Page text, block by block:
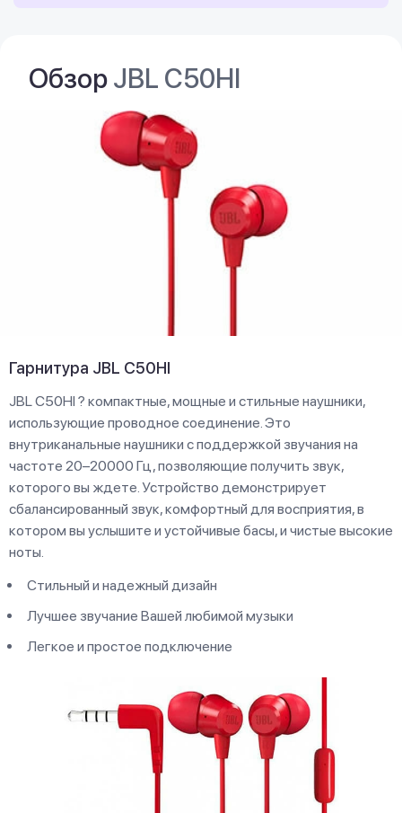
ОбзорJBL C50HI
Гарнитура JBL C50HI
JBL C50HI ? компактные, мощные и стильные наушники,
использующие проводное соединение. Это
внутриканальные наушники с поддержкой звучания на
частоте 20–20000 Гц, позволяющие получить звук,
которого вы ждете. Устройство демонстрирует
сбалансированный звук, комфортный для восприятия, в
котором вы услышите и устойчивые басы, и чистые высокие
ноты.
Стильный и надежный дизайн
Лучшее звучание Вашей любимой музыки
Легкое и простое подключение